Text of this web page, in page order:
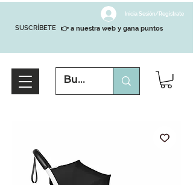
SUSCRÍBETE
Inicia Sesión/Regístrate
👉 a nuestra web y gana puntos